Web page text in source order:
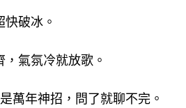
破冰。
氣氛冷就放歌。
萬年神招，問了就聊不完。